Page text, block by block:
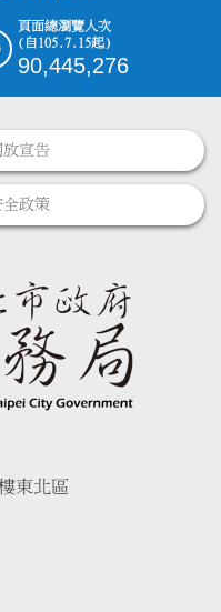
頁面總瀏覽人次
(自105.7.15起)
90,445,276
放宣告
全政策
東北區